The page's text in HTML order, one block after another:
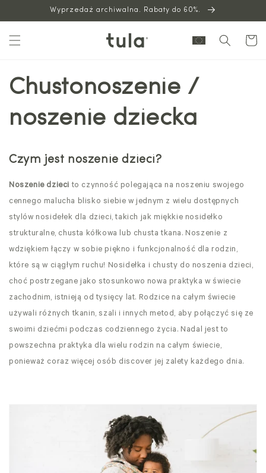
Wyprzedaż archiwalna. Rabaty do 60%.
Wózek
Chustonoszenie /
noszenie dziecka
Czym jest noszenie dzieci?
Noszenie dziecito czynność polegająca na noszeniu swojego
cennego malucha blisko siebie w jednym z wielu dostępnych
stylów nosidełek dla dzieci, takich jak miękkie nosidełko
strukturalne, chusta kółkowa lub chusta tkana. Noszenie z
wdziękiem łączy w sobie piękno i funkcjonalność dla rodzin,
które są w ciągłym ruchu! Nosidełka i chusty do noszenia dzieci,
choć postrzegane jako stosunkowo nowa praktyka w świecie
zachodnim, istnieją od tysięcy lat. Rodzice na całym świecie
używali różnych tkanin, szali i innych metod, aby połączyć się ze
swoimi dziećmi podczas codziennego życia. Nadal jest to
powszechna praktyka dla wielu rodzin na całym świecie,
ponieważ coraz więcej osób discover jej zalety każdego dnia.